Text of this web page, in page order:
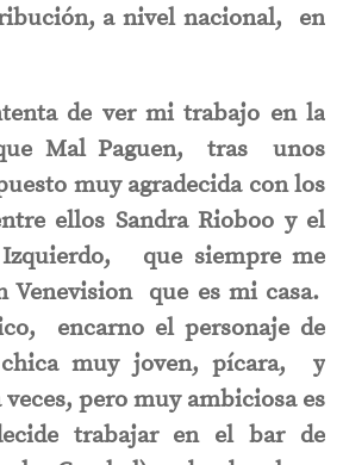
a nivel nacional, en
de ver mi trabajo en la
Mal Paguen, tras unos
muy agradecida con los
ellos Sandra Rioboo y el
Izquierdo, que siempre me
Venevision que es mi casa.
encarno el personaje de
muy joven, pícara, y
pero muy ambiciosa es
trabajar en el bar de